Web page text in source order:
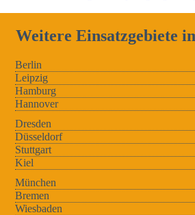
Weitere Einsatzgebiete
Berlin
Leipzig
Hamburg
Hannover
Dresden
Düsseldorf
Stuttgart
Kiel
München
Bremen
Wiesbaden